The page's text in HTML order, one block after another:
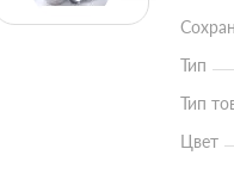
Тип
Тип
Цвет